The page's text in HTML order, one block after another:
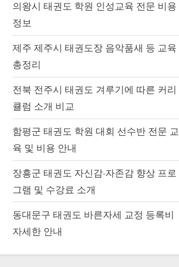
의왕시 태권도 학원 인성교육 전문 비용
정보
제주 제주시 태권도장 음악품새 등 교육
총정리
전북 전주시 태권도 겨루기에 따른 커리
큘럼 소개 비교
함평군 태권도 학원 대회 선수반 전문 교
육 및 비용 안내
장흥군 태권도 자신감·자존감 향상 프로
그램 및 수강료 소개
동대문구 태권도 바른자세 교정 등록비
자세한 안내